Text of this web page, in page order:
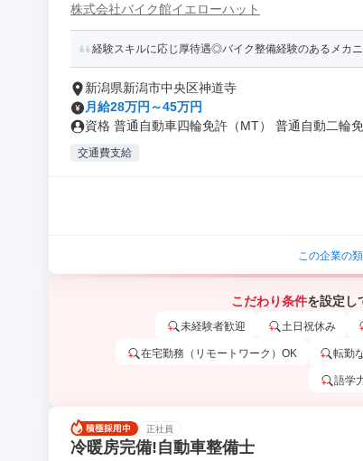
株式会社バイク館イエローハット
経験スキルに応じ厚待遇◎バイク整備経験のあるメカニ
新潟県新潟市中央区神道寺
月給28万円～45万円
資格 普通自動車四輪免許（MT） 普通自動二輪
交通費支給
この企業の
こだわり条件を設定し
未経験者歓迎 土日祝休み
在宅勤務（リモートワーク）OK 転勤
語学
正社員
冷暖房完備!自動車整備士